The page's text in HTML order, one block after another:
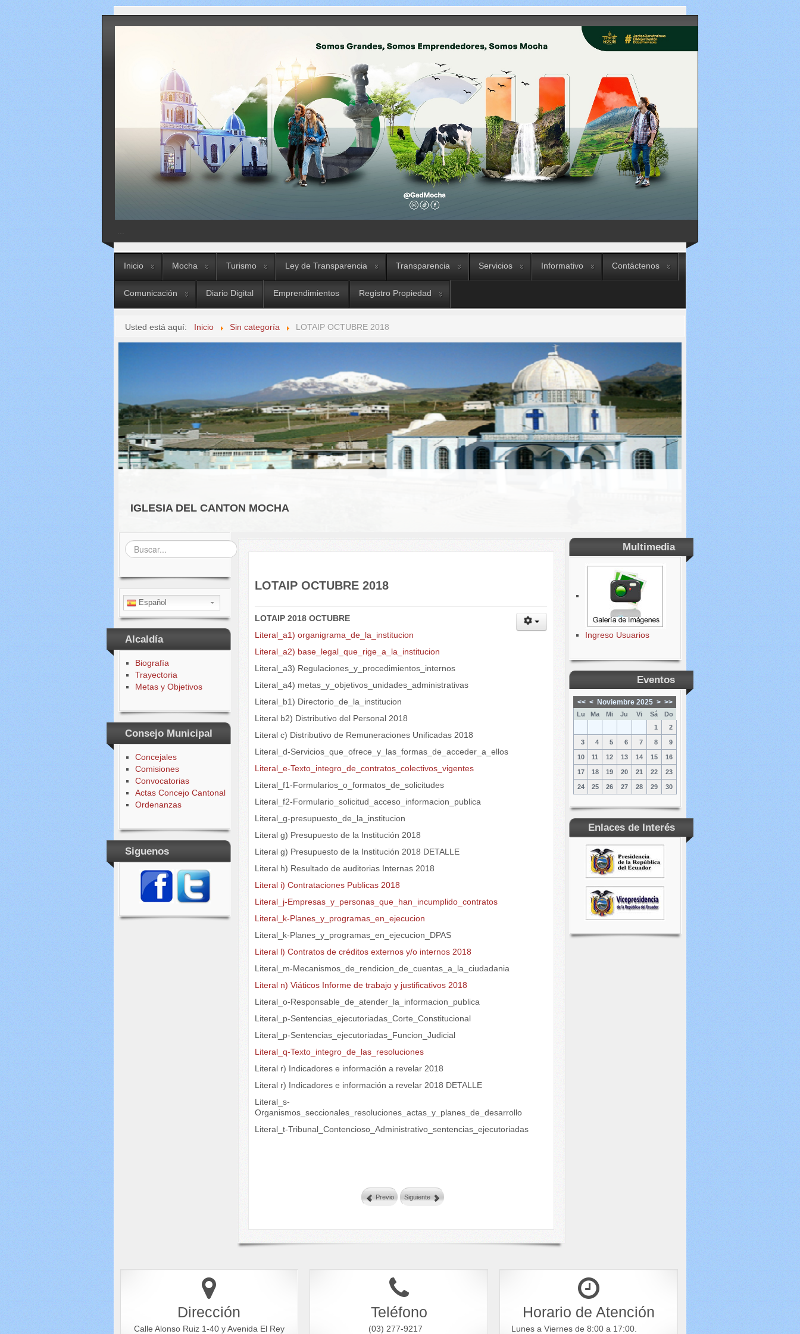
Inicio Mocha Turismo Ley de Transparencia Transparencia Servicios Informativo Contáctenos
Comunicación Diario Digital Emprendimientos Registro Propiedad
Usted está aquí: Inicio Sin categoría LOTAIP OCTUBRE 2018
IGLESIA DEL CANTON MOCHA
Buscar...
Español
Alcaldía
Biografía
Trayectoria
Metas y Objetivos
Consejo Municipal
Concejales
Comisiones
Convocatorias
Actas Concejo Cantonal
Ordenanzas
Siguenos
LOTAIP OCTUBRE 2018
LOTAIP 2018 OCTUBRE
Literal_a1) organigrama_de_la_institucion
Literal_a2) base_legal_que_rige_a_la_institucion
Literal_a3) Regulaciones_y_procedimientos_internos
Literal_a4) metas_y_objetivos_unidades_administrativas
Literal_b1) Directorio_de_la_institucion
Literal b2) Distributivo del Personal 2018
Literal c) Distributivo de Remuneraciones Unificadas 2018
Literal_d-Servicios_que_ofrece_y_las_formas_de_acceder_a_ellos
Literal_e-Texto_integro_de_contratos_colectivos_vigentes
Literal_f1-Formularios_o_formatos_de_solicitudes
Literal_f2-Formulario_solicitud_acceso_informacion_publica
Literal_g-presupuesto_de_la_institucion
Literal g) Presupuesto de la Institución 2018
Literal g) Presupuesto de la Institución 2018 DETALLE
Literal h) Resultado de auditorias Internas 2018
Literal i) Contrataciones Publicas 2018
Literal_j-Empresas_y_personas_que_han_incumplido_contratos
Literal_k-Planes_y_programas_en_ejecucion
Literal_k-Planes_y_programas_en_ejecucion_DPAS
Literal l) Contratos de créditos externos y/o internos 2018
Literal_m-Mecanismos_de_rendicion_de_cuentas_a_la_ciudadania
Literal n) Viáticos Informe de trabajo y justificativos 2018
Literal_o-Responsable_de_atender_la_informacion_publica
Literal_p-Sentencias_ejecutoriadas_Corte_Constitucional
Literal_p-Sentencias_ejecutoriadas_Funcion_Judicial
Literal_q-Texto_integro_de_las_resoluciones
Literal r) Indicadores e información a revelar 2018
Literal r) Indicadores e información a revelar 2018 DETALLE
Literal_s-
Organismos_seccionales_resoluciones_actas_y_planes_de_desarrollo
Literal_t-Tribunal_Contencioso_Administrativo_sentencias_ejecutoriadas
Previo Siguiente
Multimedia
Ingreso Usuarios
Eventos
<< < Noviembre 2025 > >>
Lu Ma Mi Ju Vi Sá
Do
1
2
3 4 5 6 7 8 9
10 11 12 13 14 15 16
17 18 19 20 21 22 23
24 25 26 27 28 29 30
Enlaces de Interés
Dirección
Calle Alonso Ruiz 1-40 y Avenida El Rey
Teléfono
(03) 277-9217
Horario de Atención
Lunes a Viernes de 8:00 a 17:00.